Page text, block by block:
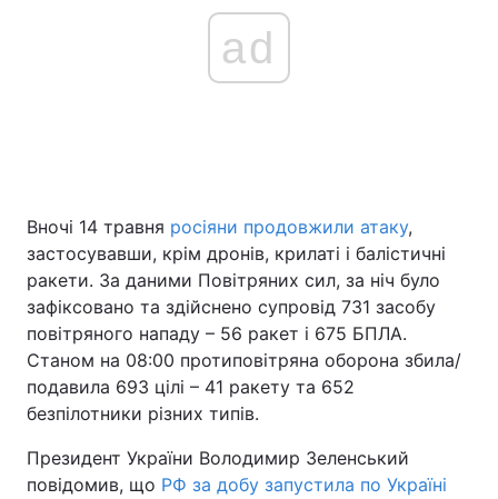
ad
Вночі 14 травня росіяни продовжили атаку,
застосувавши, крім дронів, крилаті і балістичні
ракети. За даними Повітряних сил, за ніч було
зафіксовано та здійснено супровід 731 засобу
повітряного нападу – 56 ракет і 675 БПЛА.
Станом на 08:00 протиповітряна оборона збила/
подавила 693 цілі – 41 ракету та 652
безпілотники різних типів.
Президент України Володимир Зеленський
повідомив, що РФ за добу запустила по Україні